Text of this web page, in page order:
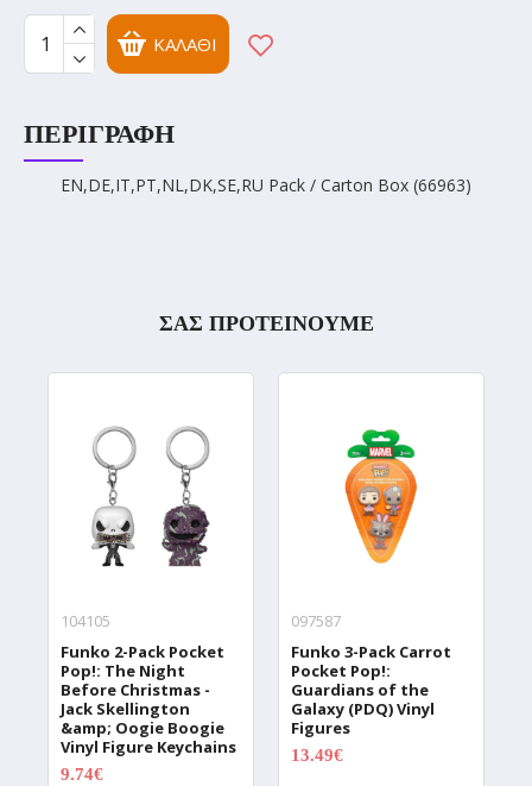
ΚΑΛΆΘΙ
ΠΕΡΙΓΡΑΦΉ
EN,DE,IT,PT,NL,DK,SE,RU Pack / Carton Box (66963)
ΣΑΣ ΠΡΟΤΕΙΝΟΥΜΕ
104105
Funko 2-Pack Pocket
Pop!: The Night
Before Christmas -
Jack Skellington
&amp; Oogie Boogie
Vinyl Figure Keychains
9.74€
097587
Funko 3-Pack Carrot
Pocket Pop!:
Guardians of the
Galaxy (PDQ) Vinyl
Figures
13.49€